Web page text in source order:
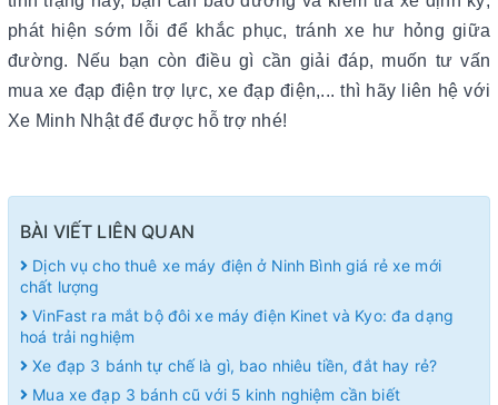
phát hiện sớm lỗi để khắc phục, tránh xe hư hỏng giữa
đường. Nếu bạn còn điều gì cần giải đáp, muốn tư vấn
mua xe đạp điện trợ lực, xe đạp điện,... thì hãy liên hệ với
Xe Minh Nhật để được hỗ trợ nhé!
BÀI VIẾT LIÊN QUAN
Dịch vụ cho thuê xe máy điện ở Ninh Bình giá rẻ xe mới
chất lượng
VinFast ra mắt bộ đôi xe máy điện Kinet và Kyo: đa dạng
hoá trải nghiệm
Xe đạp 3 bánh tự chế là gì, bao nhiêu tiền, đắt hay rẻ?
Mua xe đạp 3 bánh cũ với 5 kinh nghiệm cần biết